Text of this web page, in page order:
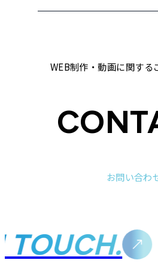
プライバシー
WEB制作・動画に関する
お問い合わ